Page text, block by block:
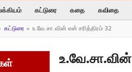
கட்டுரை கதை கவிதை
கட்டுரை » உ.வே.சா.வின் என் சரித்திரம் 32
உ.வே.சா.வின்